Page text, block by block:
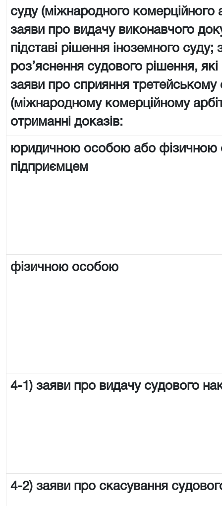
суду (міжнародного комерційного
заяви про видачу виконавчого
підставі рішення іноземного суду;
роз’яснення судового рішення,
заяви про сприяння третейському
(міжнародному комерційному
отриманні доказів:
юридичною особою або
підприємцем
фізичною особою
4-1) заяви про видачу судового
4-2) заяви про скасування